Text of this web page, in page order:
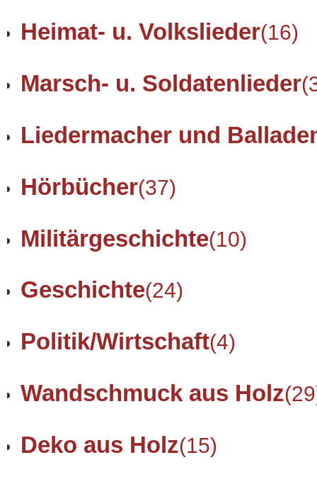
Heimat- u. Volkslieder(16)
Marsch- u. Soldatenlieder
Liedermacher und
Hörbücher(37)
Militärgeschichte(10)
Geschichte(24)
Politik/Wirtschaft(4)
Wandschmuck aus Holz
Deko aus Holz(15)